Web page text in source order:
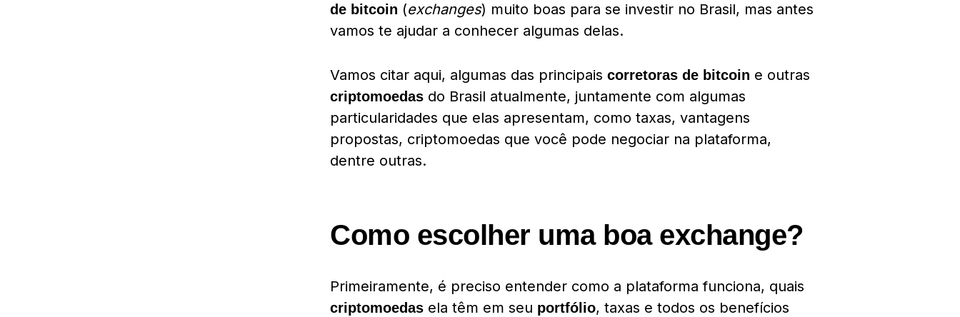
de bitcoin (exchanges) muito boas para se investir no Brasil, mas antes
vamos te ajudar a conhecer algumas delas.
Vamos citar aqui, algumas das principais corretoras de bitcoin e outras
criptomoedas do Brasil atualmente, juntamente com algumas
particularidades que elas apresentam, como taxas, vantagens
propostas, criptomoedas que você pode negociar na plataforma,
dentre outras.
Como escolher uma boa exchange?
Primeiramente, é preciso entender como a plataforma funciona, quais
criptomoedas ela têm em seu portfólio, taxas e todos os benefícios